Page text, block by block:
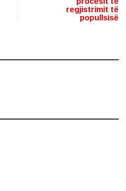
regjistrimit të
popullsisë